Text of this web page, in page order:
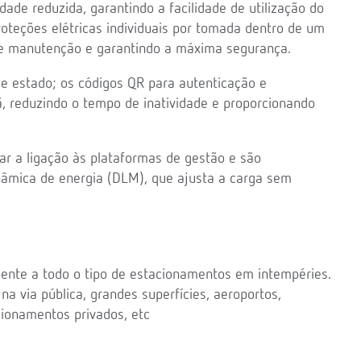
reduzida, garantindo a facilidade de utilização do
elétricas individuais por tomada dentro de um
e garantindo a máxima segurança.
estado; os códigos QR para autenticação e
o tempo de inatividade e proporcionando
a ligação às plataformas de gestão e são
de energia (DLM), que ajusta a carga sem
a todo o tipo de estacionamentos em intempéries.
via pública, grandes superfícies, aeroportos,
privados, etc